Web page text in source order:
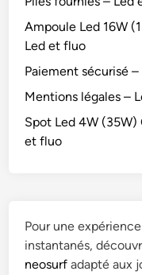
Ampoule Led 16W
Led et fluo
Paiement sécurisé
Mentions légales –
Spot Led 4W (35W)
et fluo
Pour une
instantanés,
neosurf adapté aux